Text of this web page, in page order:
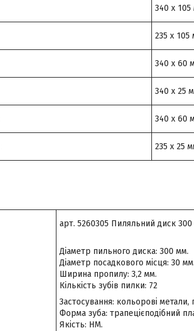
340 x
235 x 105
340 x 60
340 x 25
340 x 60
235 x 25
арт. 5260305 Пиляльний диск
Діаметр пильного диска: 300 мм.
Діаметр посадкового місця: 30 мм.
Ширина пропилу: 3,2 мм.
Кількість зубів пилки: 72
Застосування: кольорові метали,
Форма зуба: трапецієподібний
Якість: HM.